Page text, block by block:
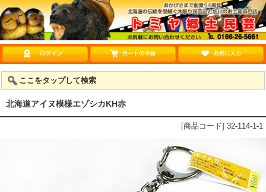
ここをタップして検索
北海道アイヌ模様エゾシカKH赤
[商品コード] 32-114-1-1